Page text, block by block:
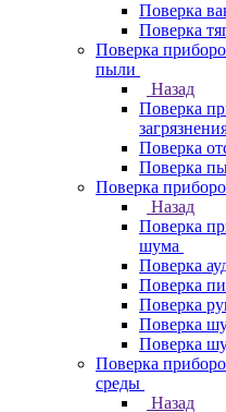
Поверка
Поверка
Поверка
пыли
Назад
Поверка
Поверка
Поверка
Поверка
Назад
Поверка
шума
Поверка
Поверка
Поверка
Поверка
Поверка
Поверка
среды
Назад